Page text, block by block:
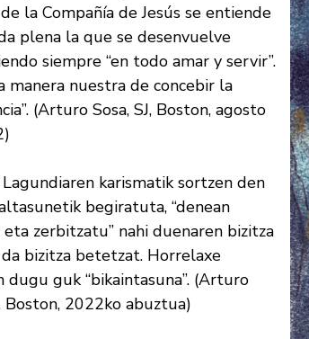
la Compañía de Jesús se entiende
plena la que se desenvuelve
siempre “en todo amar y servir”.
manera nuestra de concebir la
(Arturo Sosa, SJ, Boston, agosto
Lagundiaren karismatik sortzen den
begiratuta, “denean
zerbitzatu” nahi duenaren bizitza
bizitza betetzat. Horrelaxe
dugu guk “bikaintasuna”. (Arturo
Boston, 2022ko abuztua)